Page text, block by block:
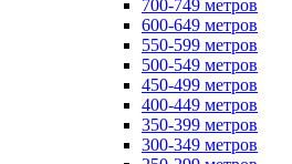
700-749 метров
600-649 метров
550-599 метров
500-549 метров
450-499 метров
400-449 метров
350-399 метров
300-349 метров